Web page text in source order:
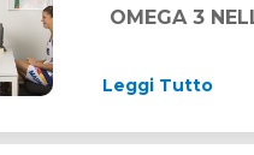
OMEGA 3
Leggi Tutto